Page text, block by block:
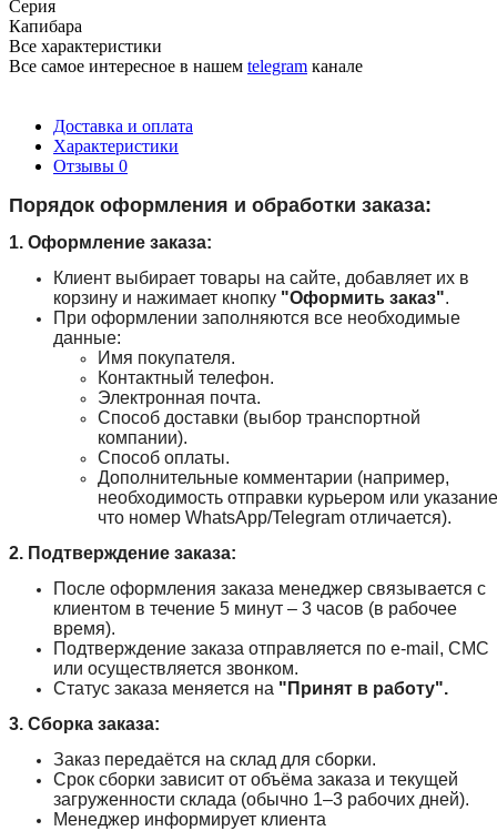
Серия
Капибара
Все характеристики
Все самое интересное в нашем telegram канале
Доставка и оплата
Характеристики
Отзывы 0
Порядок оформления и обработки заказа:
1. Оформление заказа:
Клиент выбирает товары на сайте, добавляет их в
корзину и нажимает кнопку "Оформить заказ".
При оформлении заполняются все необходимые
данные:
Имя покупателя.
Контактный телефон.
Электронная почта.
Способ доставки (выбор транспортной
компании).
Способ оплаты.
Дополнительные комментарии (например,
необходимость отправки курьером или
что номер WhatsApp/Telegram отличается).
2. Подтверждение заказа:
После оформления заказа менеджер связывается с
клиентом в течение 5 минут – 3 часов (в рабочее
время).
Подтверждение заказа отправляется по e-mail, СМС
или осуществляется звонком.
Статус заказа меняется на "Принят в работу".
3. Сборка заказа:
Заказ передаётся на склад для сборки.
Срок сборки зависит от объёма заказа и текущей
загруженности склада (обычно 1–3 рабочих дней).
Менеджер информирует клиента